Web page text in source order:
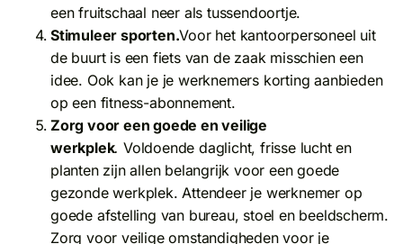
een fruitschaal neer als tussendoortje.
Stimuleer sporten.Voor het kantoorpersoneel uit
de buurt is een fiets van de zaak misschien een
idee. Ook kan je je werknemers korting aanbieden
op een fitness-abonnement.
Zorg voor een goede en veilige
werkplek.Voldoende daglicht, frisse lucht en
planten zijn allen belangrijk voor een goede
gezonde werkplek. Attendeer je werknemer op
goede afstelling van bureau, stoel en beeldscherm.
Zorg voor veilige omstandigheden voor je